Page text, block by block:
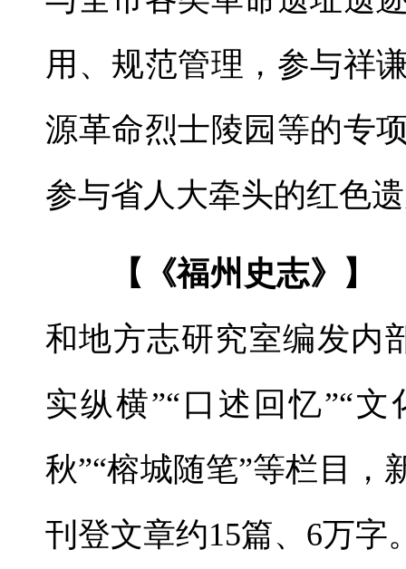
用、规范管理，参与祥
源革命烈士陵园等的专
参与省人大牵头的红色
【《福州史志》】
和地方志研究室编发内
实纵横”“口述回忆”“
秋”“榕城随笔”等栏目，
刊登文章约15篇、6万字